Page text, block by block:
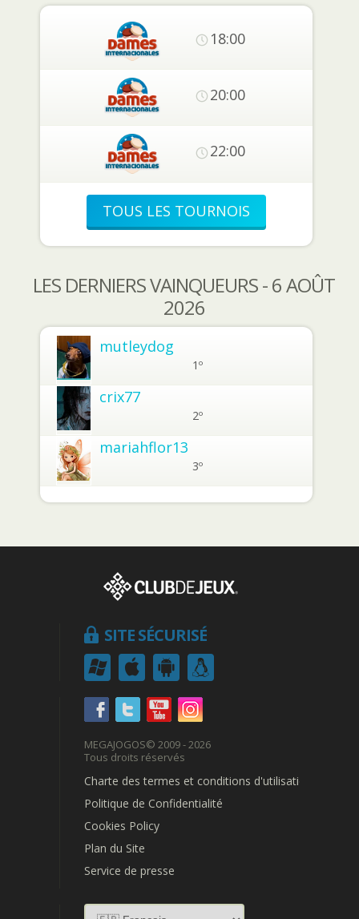
18:00
20:00
22:00
TOUS LES TOURNOIS
LES DERNIERS VAINQUEURS - 6 AOÛT
2026
mutleydog
1º
crix77
2º
mariahflor13
3º
SITE SÉCURISÉ
MEGAJOGOS© 2009 - 2026
Tous droits réservés
Charte des termes et conditions d'utilisation
Politique de Confidentialité
Cookies Policy
Plan du Site
Service de presse